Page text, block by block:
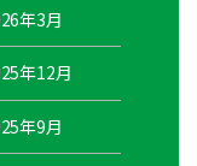
年3月
年12月
年9月